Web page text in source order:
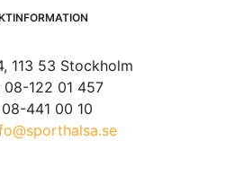
113 53 Stockholm
08-122 01 457
441 00 10